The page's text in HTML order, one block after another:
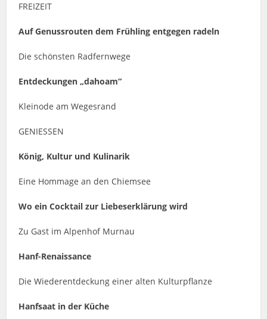
FREIZEIT
Auf Genussrouten dem Frühling entgegen radeln
Die schönsten Radfernwege
Entdeckungen „dahoam“
Kleinode am Wegesrand
GENIESSEN
König, Kultur und Kulinarik
Eine Hommage an den Chiemsee
Wo ein Cocktail zur Liebeserklärung wird
Zu Gast im Alpenhof Murnau
Hanf-Renaissance
Die Wiederentdeckung einer alten Kulturpflanze
Hanfsaat in der Küche